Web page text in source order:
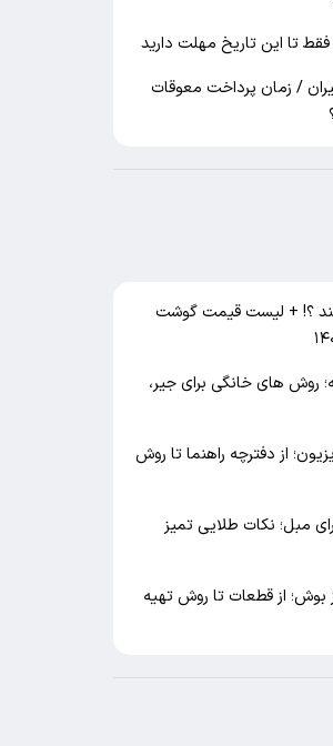
فقط تا این تاریخ مهلت دارید
/ زمان پرداخت معوقات
؟! + لیست قیمت گوشت
روش های خانگی برای جیر،
از دفترچه راهنما تا روش
مبل؛ نکات طلایی تمیز
بوش؛ از قطعات تا روش تهیه